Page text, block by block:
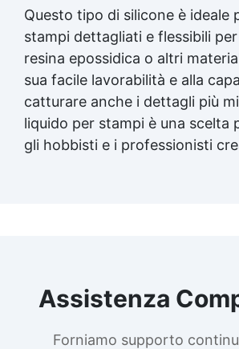
Questo tipo di silicone è ideale
stampi dettagliati e flessibili
resina epossidica o altri
sua facile lavorabilità e alla
catturare anche i dettagli più
liquido per stampi è una scelta
gli hobbisti e i professionisti
Assistenza
Forniamo supporto